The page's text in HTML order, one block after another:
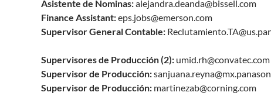
Asistente de Nominas:alejandra.deanda@bissell.com
Finance Assistant:eps.jobs@emerson.com
Supervisor General Contable:
Supervisores de Producción (2): umid.rh@convatec.com
Supervisor de Producción:
Supervisor de Producción: martinezab@corning.com